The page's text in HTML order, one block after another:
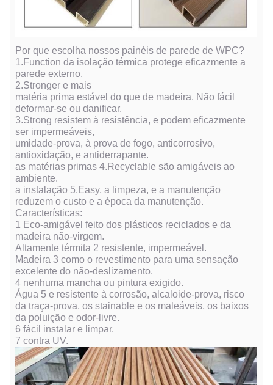
Por que escolha nossos painéis de parede de WPC?
1.Function da isolação térmica protege eficazmente a
parede externo.
2.Stronger e mais
matéria prima estável do que de madeira. Não fácil
deformar-se ou danificar.
3.Strong resistem à resistência, e podem eficazmente
ser impermeáveis,
umidade-prova, à prova de fogo, anticorrosivo,
antioxidação, e antiderrapante.
as matérias primas 4.Recyclable são amigáveis ao
ambiente.
a instalação 5.Easy, a limpeza, e a manutenção
reduzem o custo e a época da manutenção.
Características:
1 Eco-amigável feito dos plásticos reciclados e da
madeira não-virgem.
Altamente térmita 2 resistente, impermeável.
Madeira 3 como o revestimento para uma sensação
excelente do não-deslizamento.
4 nenhuma mancha ou pintura exigido.
Água 5 e resistente à corrosão, alcaloide-prova, risco
da traça-prova, os stainable e os maleáveis, os baixos
da poluição e odor-livre.
6 fácil instalar e limpar.
7 contra UV.